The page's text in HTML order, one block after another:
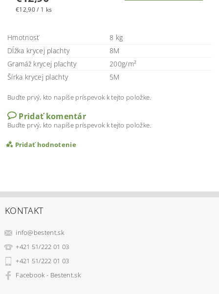
€12,90 / 1 ks
Hmotnosť
8 kg
Dĺžka krycej plachty
8M
Gramáž krycej plachty
200g/m²
Šírka krycej plachty
5M
Buďte prvý, kto napíše príspevok k tejto položke.
Pridať komentár
Buďte prvý, kto napíše príspevok k tejto položke.
Pridať hodnotenie
KONTAKT
info@bestent.sk
+421 51/222 01 03
+421 51/222 01 03
Facebook - Bestent.sk